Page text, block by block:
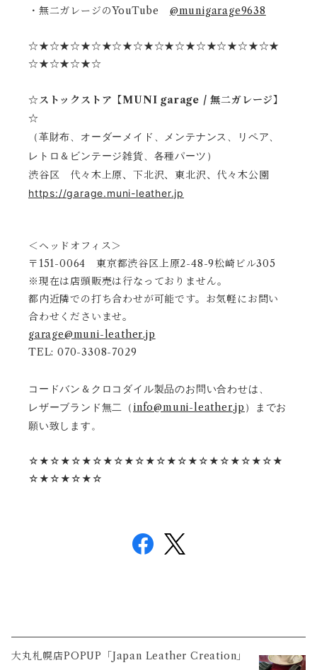
・無二ガレージのYouTube @munigarage9638
☆★☆★☆★☆★☆★☆★☆★☆★☆★☆★☆★☆★
☆★☆★☆★☆
☆ストックストア【MUNI garage / 無二ガレージ】
☆
（革財布、オーダーメイド、メンテナンス、リペア、
レトロ＆ビンテージ雑貨、各種パーツ）
渋谷区 代々木上原、下北沢、東北沢、代々木公園
https://garage.muni-leather.jp
＜ヘッドオフィス＞
〒151-0064 東京都渋谷区上原2-48-9松崎ビル305
※現在は店頭販売は行なっておりません。
都内近隣での打ち合わせが可能です。お気軽にお問い
合わせくださいませ。
garage@muni-leather.jp
TEL: 070-3308-7029
コードバン＆クロコダイル製品のお問い合わせは、
レザーブランド無二（ info@muni-leather.jp ）までお
願い致します。
☆★☆★☆★☆★☆★☆★☆★☆★☆★☆★☆★☆★
☆★☆★☆★☆
大丸札幌店POPUP「Japan Leather Creation」